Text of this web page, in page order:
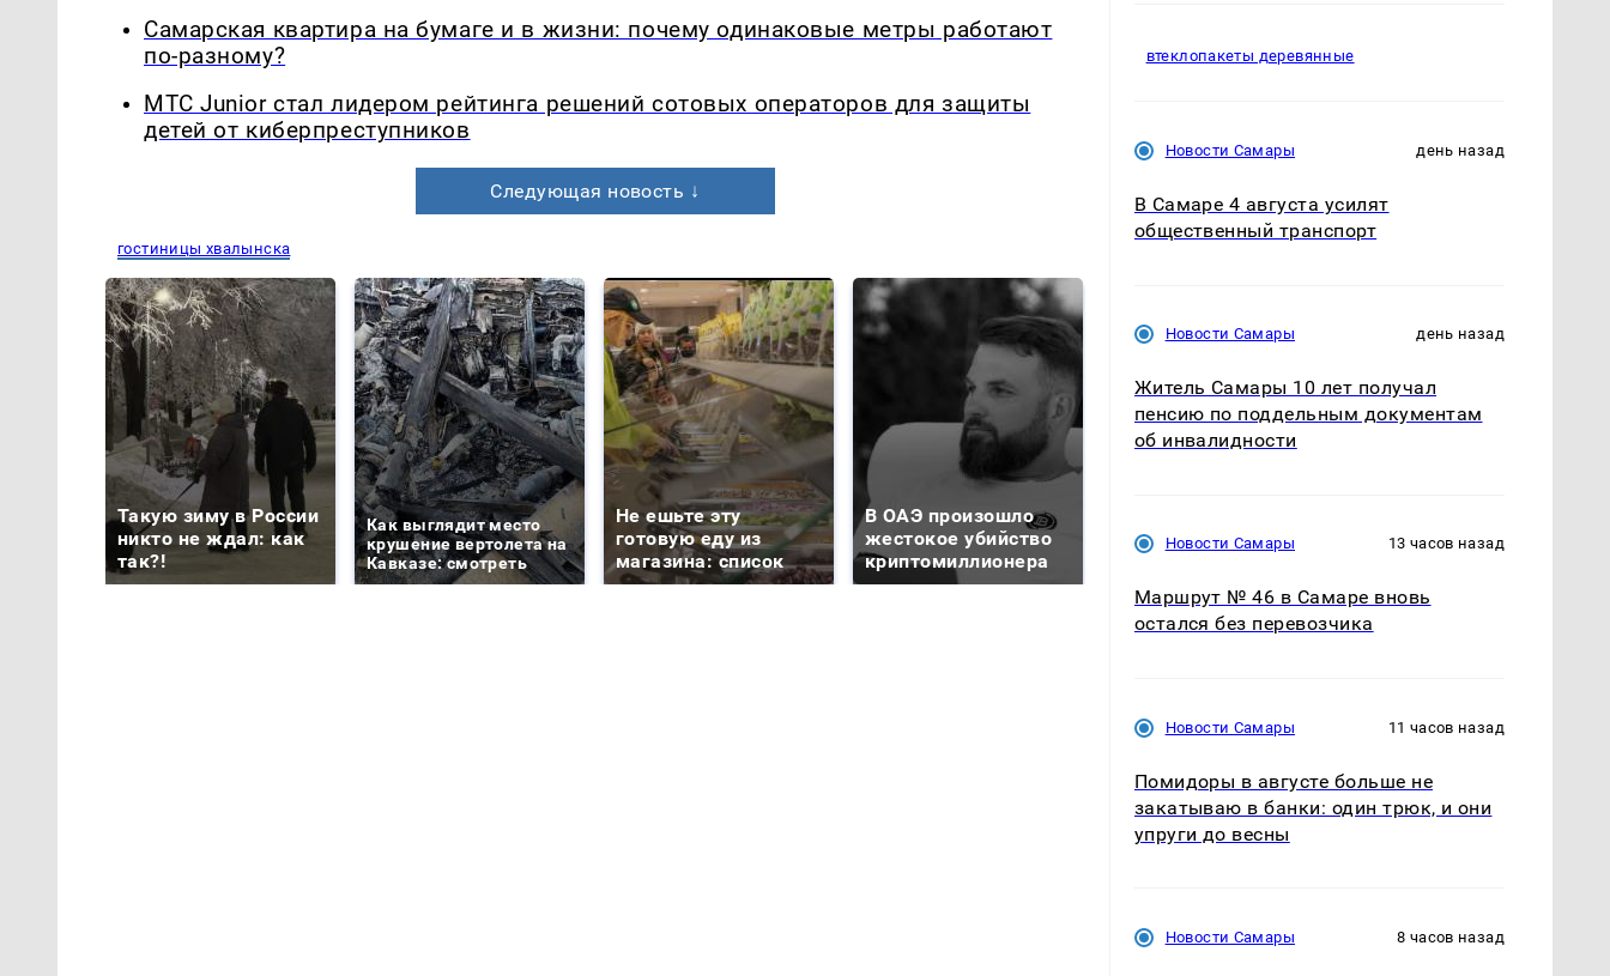
Самарская квартира на бумаге и в жизни: почему одинаковые метры работают
по-разному?
МТС Junior стал лидером рейтинга решений сотовых операторов для защиты
детей от киберпреступников
Следующая новость ↓
гостиницы хвалынска
Такую зиму в России
никто не ждал: как
так?!
Как выглядит место
крушение вертолета на
Кавказе: смотреть
Не ешьте эту
готовую еду из
магазина: список
В ОАЭ произошло
жестокое убийство
криптомиллионера
падению вертолета на
было с 1945: чего
втеклопакеты деревянные
Новости Самары день назад
В Самаре 4 августа усилят
общественный транспорт
Новости Самары день назад
Житель Самары 10 лет получал
пенсию по поддельным документам
об инвалидности
Новости Самары 13 часов назад
Маршрут № 46 в Самаре вновь
остался без перевозчика
Новости Самары 11 часов назад
Помидоры в августе больше не
закатываю в банки: один трюк, и они
упруги до весны
Новости Самары 8 часов назад